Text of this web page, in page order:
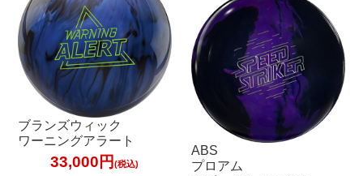
ブランズウィック
ワーニングアラート
33,000円(税込)
ABS
プロアム